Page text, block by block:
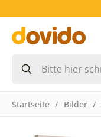
Startseite Bilder